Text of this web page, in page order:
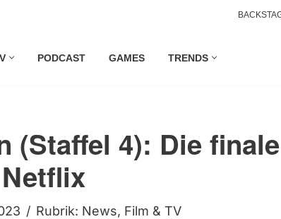
PODCAST GAMES TRENDS
(Staffel 4): Die
Rubrik: News, Film & TV